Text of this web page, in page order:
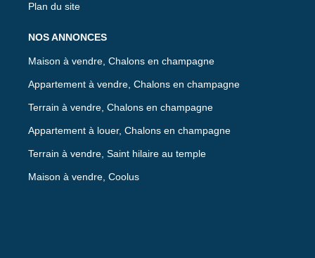
Plan du site
NOS ANNONCES
Maison à vendre, Chalons en champagne
Appartement à vendre, Chalons en champagne
Terrain à vendre, Chalons en champagne
Appartement à louer, Chalons en champagne
Terrain à vendre, Saint hilaire au temple
Maison à vendre, Coolus